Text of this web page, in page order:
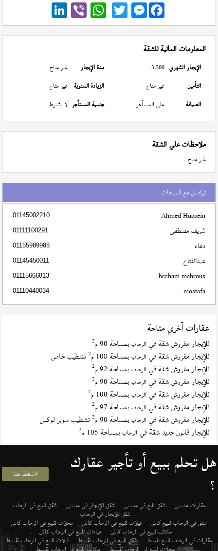
Messenger
المعلومات المالية للشقة
الإيجار الشهري 3,200 مدة الإيجار
غير متاح
التأمين
غير متاح الزيادة السنوية غير متاح
الصيانة
على المستأجر جنسية المستأجر لا يشترط
ملاحظات علي الشقة
غير متاح
تواصل مع المبيعات
Ahmed Hussein
01145002210
شريف مصطفى 01111100291
دعاء 01155989988
عبدالفتاح 01145450011
hesham mahrous
01115666813
mostafa
01110440034
عقارات أخري متاحة
للإيجار مفروش شقة في الرحاب بمساحة 90 م 2
للإيجار مفروش شقة في الرحاب بمساحة 108 م 2تشطيب خاص
للإيجار مفروش شقة في الرحاب بمساحة 92 م 2
للإيجار مفروش شقة في الرحاب بمساحة 90 م 2
للإيجار مفروش شقة في الرحاب بمساحة 100 م 2
للإيجار مفروش شقة في الرحاب بمساحة 97 م 2
للإيجار مفروش شقة في الرحاب بمساحة 90 م 2تشطيب سوبر لوكس
للإيجار قانون جديد شقة في الرحاب بمساحة 105 م 2
هل تحلم ببيع أو تأجير عقارك
؟ اضغط هنا
عقارات مدينتي شقق لليع في مدينتى شقق للإيجار في مدينتى شقق للبيع في الرحاب
شقق للإيجار في الرحاب
شقق في الرحاب للبيع كاش فيلات للبيع في الرحاب كاش محلات للبيع في الرحاب كاش
مكاتب للبيع في الرحاب كاش عيادات للبيع في الرحاب كاش
عقارات في الرحاب للبيع تقسيط شقق للبيع في الرحاب تقسيط فيلات للبيع في الرحاب تقسيط